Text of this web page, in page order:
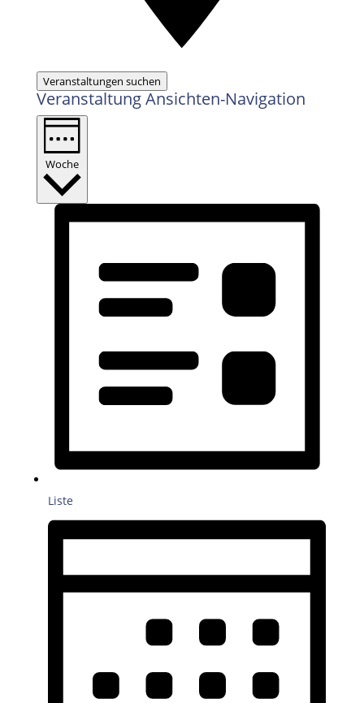
Veranstaltungen suchen
Veranstaltung Ansichten-Navigation
Woche
Liste